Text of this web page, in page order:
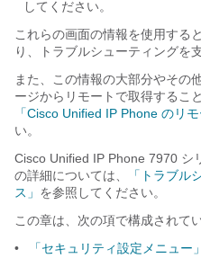
してください。
これらの画面の情報を使用する
り、トラブルシューティングを
また、この情報の大部分やその
ージからリモートで取得するこ
「Cisco Unified IP Phone のリモ
い。
Cisco Unified IP Phone 7970 シ
の詳細については、
「トラブル
ス」 を参照してください。
この章は、次の項で構成されてい
•
「セキュリティ設定メニュー」